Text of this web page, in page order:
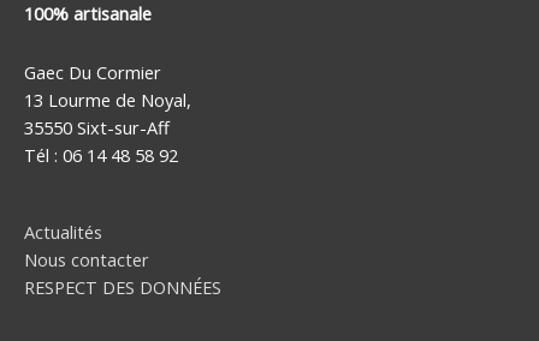
100% artisanale
Gaec Du Cormier
13 Lourme de Noyal,
35550 Sixt-sur-Aff
Tél : 06 14 48 58 92
Actualités
Nous contacter
RESPECT DES DONNÉES